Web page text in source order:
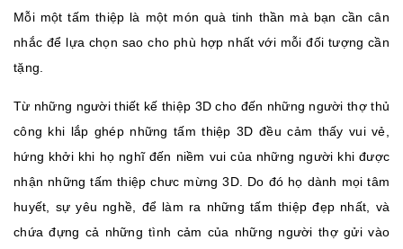
Mỗi một tấm thiệp là một món quà tinh thần mà bạn cần cân
nhắc để lựa chọn sao cho phù hợp nhất với mỗi đối tượng cần
tặng.
Từ những người thiết kế thiệp 3D cho đến những người thợ thủ
công khi lắp ghép những tấm thiệp 3D đều cảm thấy vui vẻ,
hứng khởi khi họ nghĩ đến niềm vui của những người khi được
nhận những tấm thiệp chưc mừng 3D. Do đó họ dành mọi tâm
huyết, sự yêu nghề, để làm ra những tấm thiệp đẹp nhất, và
chứa đựng cả những tình cảm của những người thợ gửi vào